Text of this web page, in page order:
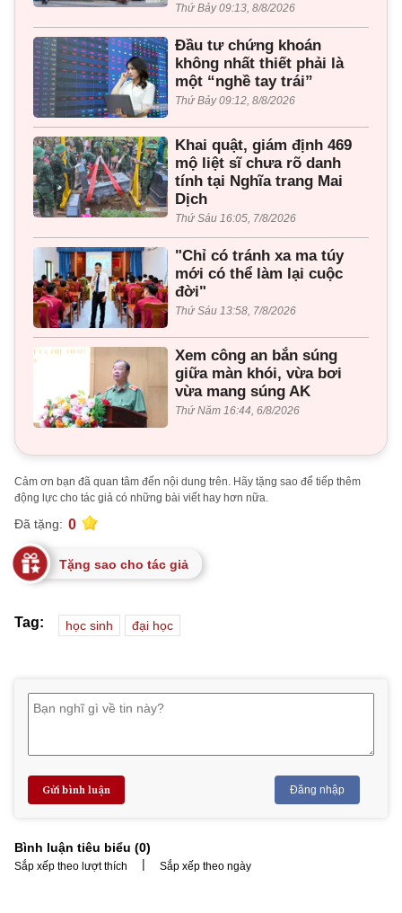
Thứ Bảy 09:13, 8/8/2026
Đầu tư chứng khoán
không nhất thiết phải là
một “nghề tay trái”
Thứ Bảy 09:12, 8/8/2026
Khai quật, giám định 469
mộ liệt sĩ chưa rõ danh
tính tại Nghĩa trang Mai
Dịch
Thứ Sáu 16:05, 7/8/2026
"Chỉ có tránh xa ma túy
mới có thể làm lại cuộc
đời"
Thứ Sáu 13:58, 7/8/2026
Xem công an bắn súng
giữa màn khói, vừa bơi
vừa mang súng AK
Thứ Năm 16:44, 6/8/2026
Cảm ơn bạn đã quan tâm đến nội dung trên. Hãy tặng sao để tiếp thêm
động lực cho tác giả có những bài viết hay hơn nữa.
Đã tặng: 0
Tặng sao cho tác giả
Tag: học sinh đại học
Gửi bình luận Đăng nhập
Bình luận tiêu biểu (0)
Sắp xếp theo lượt thích | Sắp xếp theo ngày